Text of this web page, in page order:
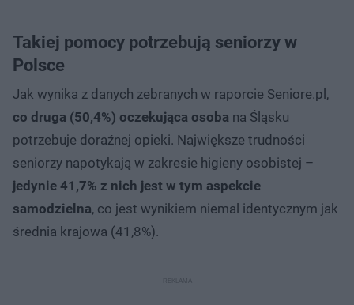
Takiej pomocy potrzebują seniorzy w
Polsce
Jak wynika z danych zebranych w raporcie Seniore.pl,
co druga (50,4%) oczekująca osoba na Śląsku
potrzebuje doraźnej opieki. Największe trudności
seniorzy napotykają w zakresie higieny osobistej –
jedynie 41,7% z nich jest w tym aspekcie
samodzielna, co jest wynikiem niemal identycznym jak
średnia krajowa (41,8%).